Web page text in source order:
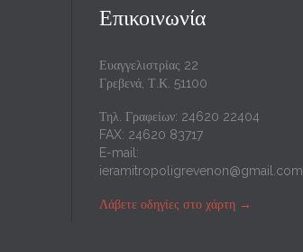
Επικοινωνία
Ευαγγελιστρίας 22
Γρεβενά, Τ.Κ. 51100
Τηλ. Γραφείων: 24620 22404
FAX: 24620 83717
E-mail:
ieramitropoligrevenon@gmail.com
Λάβετε οδηγίες στο χάρτη →